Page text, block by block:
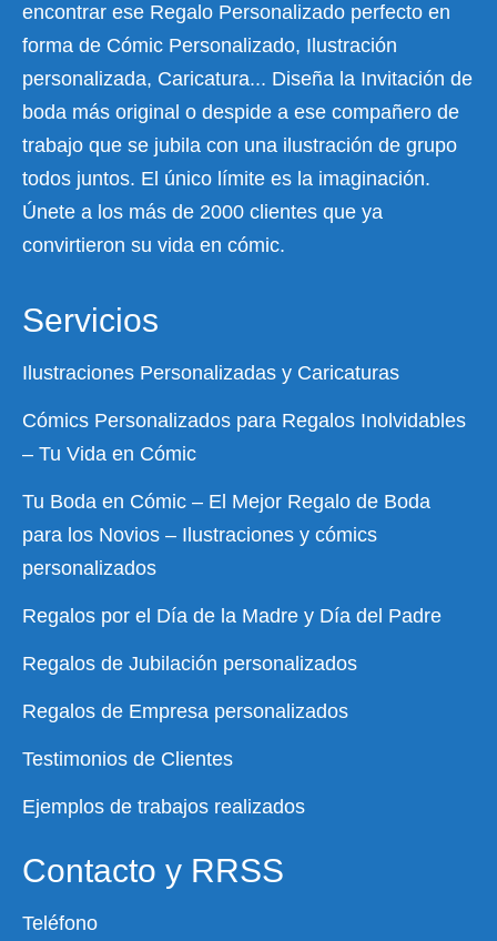
encontrar ese Regalo Personalizado perfecto en
forma de Cómic Personalizado, Ilustración
personalizada, Caricatura... Diseña la Invitación de
boda más original o despide a ese compañero de
trabajo que se jubila con una ilustración de grupo
todos juntos. El único límite es la imaginación.
Únete a los más de 2000 clientes que ya
convirtieron su vida en cómic.
Servicios
Ilustraciones Personalizadas y Caricaturas
Cómics Personalizados para Regalos Inolvidables
– Tu Vida en Cómic
Tu Boda en Cómic – El Mejor Regalo de Boda
para los Novios – Ilustraciones y cómics
personalizados
Regalos por el Día de la Madre y Día del Padre
Regalos de Jubilación personalizados
Regalos de Empresa personalizados
Testimonios de Clientes
Ejemplos de trabajos realizados
Contacto y RRSS
Teléfono